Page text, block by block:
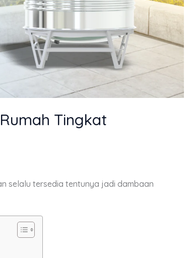
Tingkat
selalu tersedia tentunya jadi dambaan